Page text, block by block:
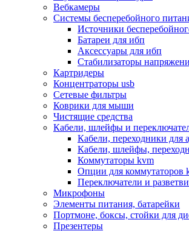
Неттопы, тонкие
Микрокомпьютеры
Опции для компьютеров
Бытовая техника
Кухонная техника
Блендеры,
Блинницы
Вакуумные
Весы кухонные
Гриль
Дистилляторы
Йогуртницы
Кофеварки и
Кофемолки
Кухонные комбайны
Ломтерезки
Микроволновые
Миксеры
Мини-печи
Мойки
Мультиварки
Вебкамеры
Системы бесперебойного
Источники
Батареи для ибп
Аксессуары для ибп
Стабилизаторы
Картридеры
Концентраторы usb
Сетевые фильтры
Коврики для мыши
Чистящие средства
Кабели, шлейфы и
Кабели, переходники для
Кабели, шлейфы,
Коммутаторы kvm
Опции для коммутаторов
Переключатели и
Микрофоны
Элементы питания, батарейки
Портмоне, боксы, стойки для
Презентеры